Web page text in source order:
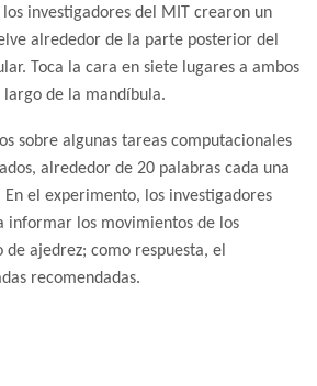
investigadores del MIT crearon un
alrededor de la parte posterior del
Toca la cara en siete lugares a ambos
largo de la mandíbula.
sobre algunas tareas computacionales
alrededor de 20 palabras cada una
el experimento, los investigadores
informar los movimientos de los
de ajedrez; como respuesta, el
recomendadas.